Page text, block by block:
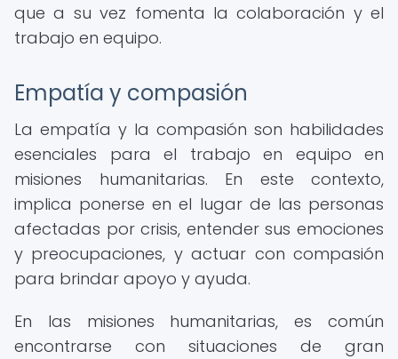
que a su vez fomenta la colaboración y el
trabajo en equipo.
Empatía y compasión
La empatía y la compasión son habilidades
esenciales para el trabajo en equipo en
misiones humanitarias. En este contexto,
implica ponerse en el lugar de las personas
afectadas por crisis, entender sus emociones
y preocupaciones, y actuar con compasión
para brindar apoyo y ayuda.
En las misiones humanitarias, es común
encontrarse con situaciones de gran